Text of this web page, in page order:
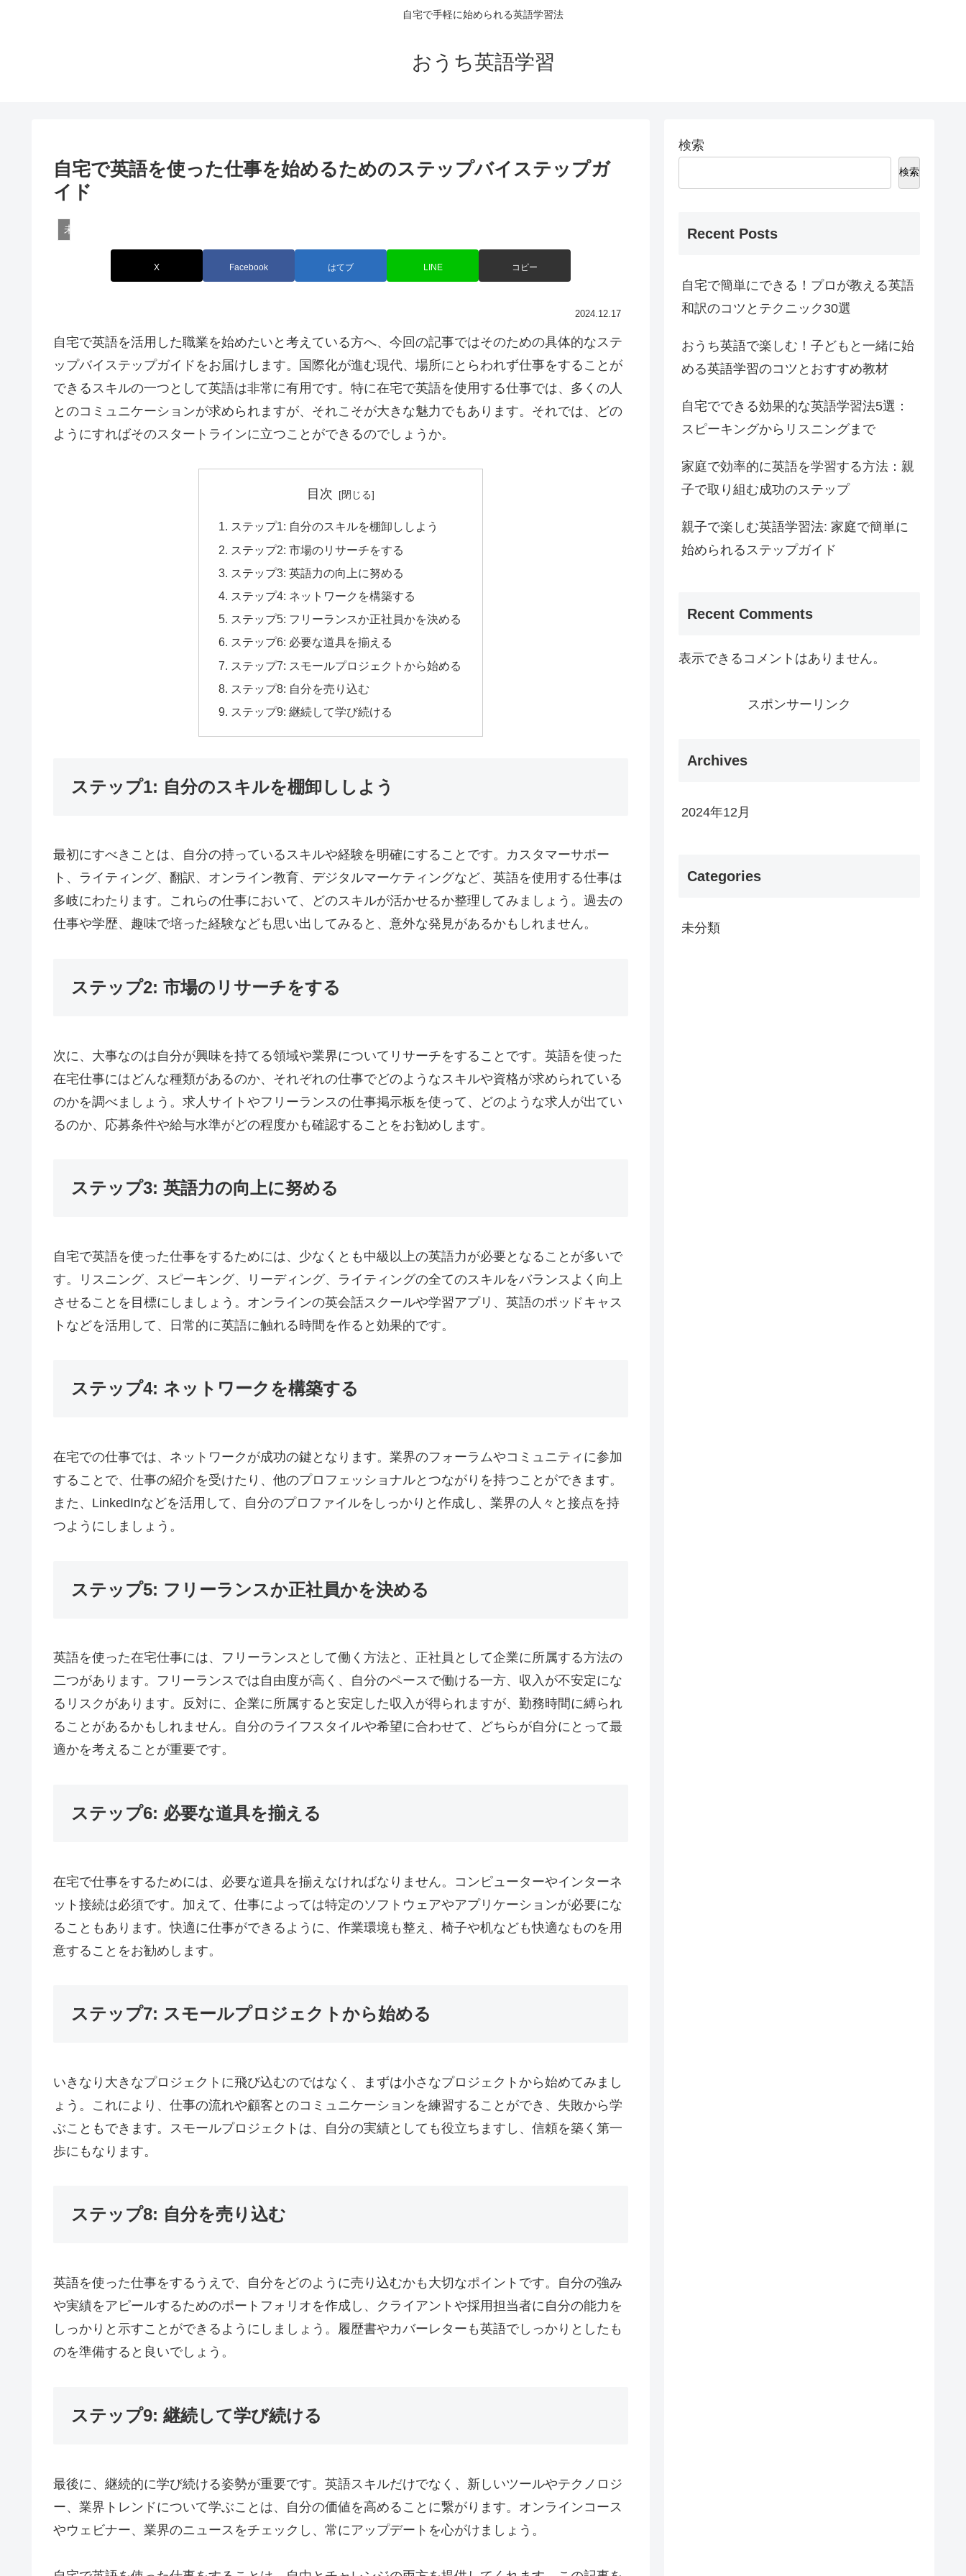
自宅で手軽に始められる英語学習法
おうち英語学習
自宅で英語を使った仕事を始めるためのステップバイステップガ
イド
未分類
X Facebook はてブ LINE コピー
2024.12.17
自宅で英語を活用した職業を始めたいと考えている方へ、今回の記事ではそのための具体的なステ
ップバイステップガイドをお届けします。国際化が進む現代、場所にとらわれず仕事をすることが
できるスキルの一つとして英語は非常に有用です。特に在宅で英語を使用する仕事では、多くの人
とのコミュニケーションが求められますが、それこそが大きな魅力でもあります。それでは、どの
ようにすればそのスタートラインに立つことができるのでしょうか。
目次
ステップ1: 自分のスキルを棚卸ししよう
ステップ2: 市場のリサーチをする
ステップ3: 英語力の向上に努める
ステップ4: ネットワークを構築する
ステップ5: フリーランスか正社員かを決める
ステップ6: 必要な道具を揃える
ステップ7: スモールプロジェクトから始める
ステップ8: 自分を売り込む
ステップ9: 継続して学び続ける
ステップ1: 自分のスキルを棚卸ししよう
最初にすべきことは、自分の持っているスキルや経験を明確にすることです。カスタマーサポー
ト、ライティング、翻訳、オンライン教育、デジタルマーケティングなど、英語を使用する仕事は
多岐にわたります。これらの仕事において、どのスキルが活かせるか整理してみましょう。過去の
仕事や学歴、趣味で培った経験なども思い出してみると、意外な発見があるかもしれません。
ステップ2: 市場のリサーチをする
次に、大事なのは自分が興味を持てる領域や業界についてリサーチをすることです。英語を使った
在宅仕事にはどんな種類があるのか、それぞれの仕事でどのようなスキルや資格が求められている
のかを調べましょう。求人サイトやフリーランスの仕事掲示板を使って、どのような求人が出てい
るのか、応募条件や給与水準がどの程度かも確認することをお勧めします。
ステップ3: 英語力の向上に努める
自宅で英語を使った仕事をするためには、少なくとも中級以上の英語力が必要となることが多いで
す。リスニング、スピーキング、リーディング、ライティングの全てのスキルをバランスよく向上
させることを目標にしましょう。オンラインの英会話スクールや学習アプリ、英語のポッドキャス
トなどを活用して、日常的に英語に触れる時間を作ると効果的です。
ステップ4: ネットワークを構築する
在宅での仕事では、ネットワークが成功の鍵となります。業界のフォーラムやコミュニティに参加
することで、仕事の紹介を受けたり、他のプロフェッショナルとつながりを持つことができます。
また、LinkedInなどを活用して、自分のプロファイルをしっかりと作成し、業界の人々と接点を持
つようにしましょう。
ステップ5: フリーランスか正社員かを決める
英語を使った在宅仕事には、フリーランスとして働く方法と、正社員として企業に所属する方法の
二つがあります。フリーランスでは自由度が高く、自分のペースで働ける一方、収入が不安定にな
るリスクがあります。反対に、企業に所属すると安定した収入が得られますが、勤務時間に縛られ
ることがあるかもしれません。自分のライフスタイルや希望に合わせて、どちらが自分にとって最
適かを考えることが重要です。
ステップ6: 必要な道具を揃える
在宅で仕事をするためには、必要な道具を揃えなければなりません。コンピューターやインターネ
ット接続は必須です。加えて、仕事によっては特定のソフトウェアやアプリケーションが必要にな
ることもあります。快適に仕事ができるように、作業環境も整え、椅子や机なども快適なものを用
意することをお勧めします。
ステップ7: スモールプロジェクトから始める
いきなり大きなプロジェクトに飛び込むのではなく、まずは小さなプロジェクトから始めてみまし
ょう。これにより、仕事の流れや顧客とのコミュニケーションを練習することができ、失敗から学
ぶこともできます。スモールプロジェクトは、自分の実績としても役立ちますし、信頼を築く第一
歩にもなります。
ステップ8: 自分を売り込む
英語を使った仕事をするうえで、自分をどのように売り込むかも大切なポイントです。自分の強み
や実績をアピールするためのポートフォリオを作成し、クライアントや採用担当者に自分の能力を
しっかりと示すことができるようにしましょう。履歴書やカバーレターも英語でしっかりとしたも
のを準備すると良いでしょう。
ステップ9: 継続して学び続ける
最後に、継続的に学び続ける姿勢が重要です。英語スキルだけでなく、新しいツールやテクノロジ
ー、業界トレンドについて学ぶことは、自分の価値を高めることに繋がります。オンラインコース
やウェビナー、業界のニュースをチェックし、常にアップデートを心がけましょう。
検索
検索
Recent Posts
自宅で簡単にできる！プロが教える英語
和訳のコツとテクニック30選
おうち英語で楽しむ！子どもと一緒に始
める英語学習のコツとおすすめ教材
自宅でできる効果的な英語学習法5選：
スピーキングからリスニングまで
家庭で効率的に英語を学習する方法：親
子で取り組む成功のステップ
親子で楽しむ英語学習法: 家庭で簡単に
始められるステップガイド
Recent Comments
表示できるコメントはありません。
スポンサーリンク
Archives
2024年12月
Categories
未分類